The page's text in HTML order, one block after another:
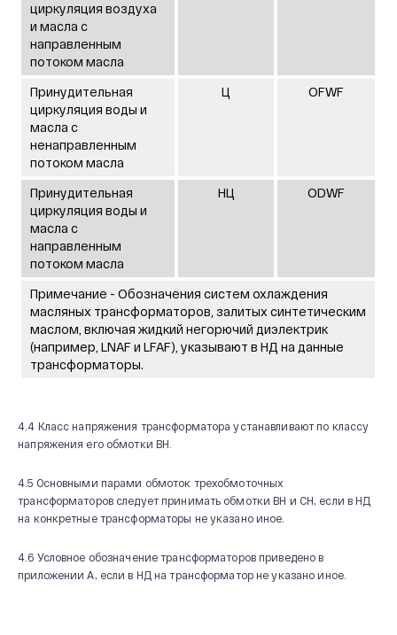
циркуляция воздуха
и масла с
направленным
потоком масла
Принудительная
циркуляция воды и
масла с
ненаправленным
потоком масла
Ц OFWF
Принудительная
циркуляция воды и
масла с
направленным
потоком масла
НЦ ODWF
Примечание - Обозначения систем охлаждения
масляных трансформаторов, залитых синтетическим
маслом, включая жидкий негорючий диэлектрик
(например, LNAF и LFAF), указывают в НД на данные
трансформаторы.
4.4 Класс напряжения трансформатора устанавливают по классу
напряжения его обмотки ВН.
4.5 Основными парами обмоток трехобмоточных
трансформаторов следует принимать обмотки ВН и СН, если в НД
на конкретные трансформаторы не указано иное.
4.6 Условное обозначение трансформаторов приведено в
приложении А, если в НД на трансформатор не указано иное.